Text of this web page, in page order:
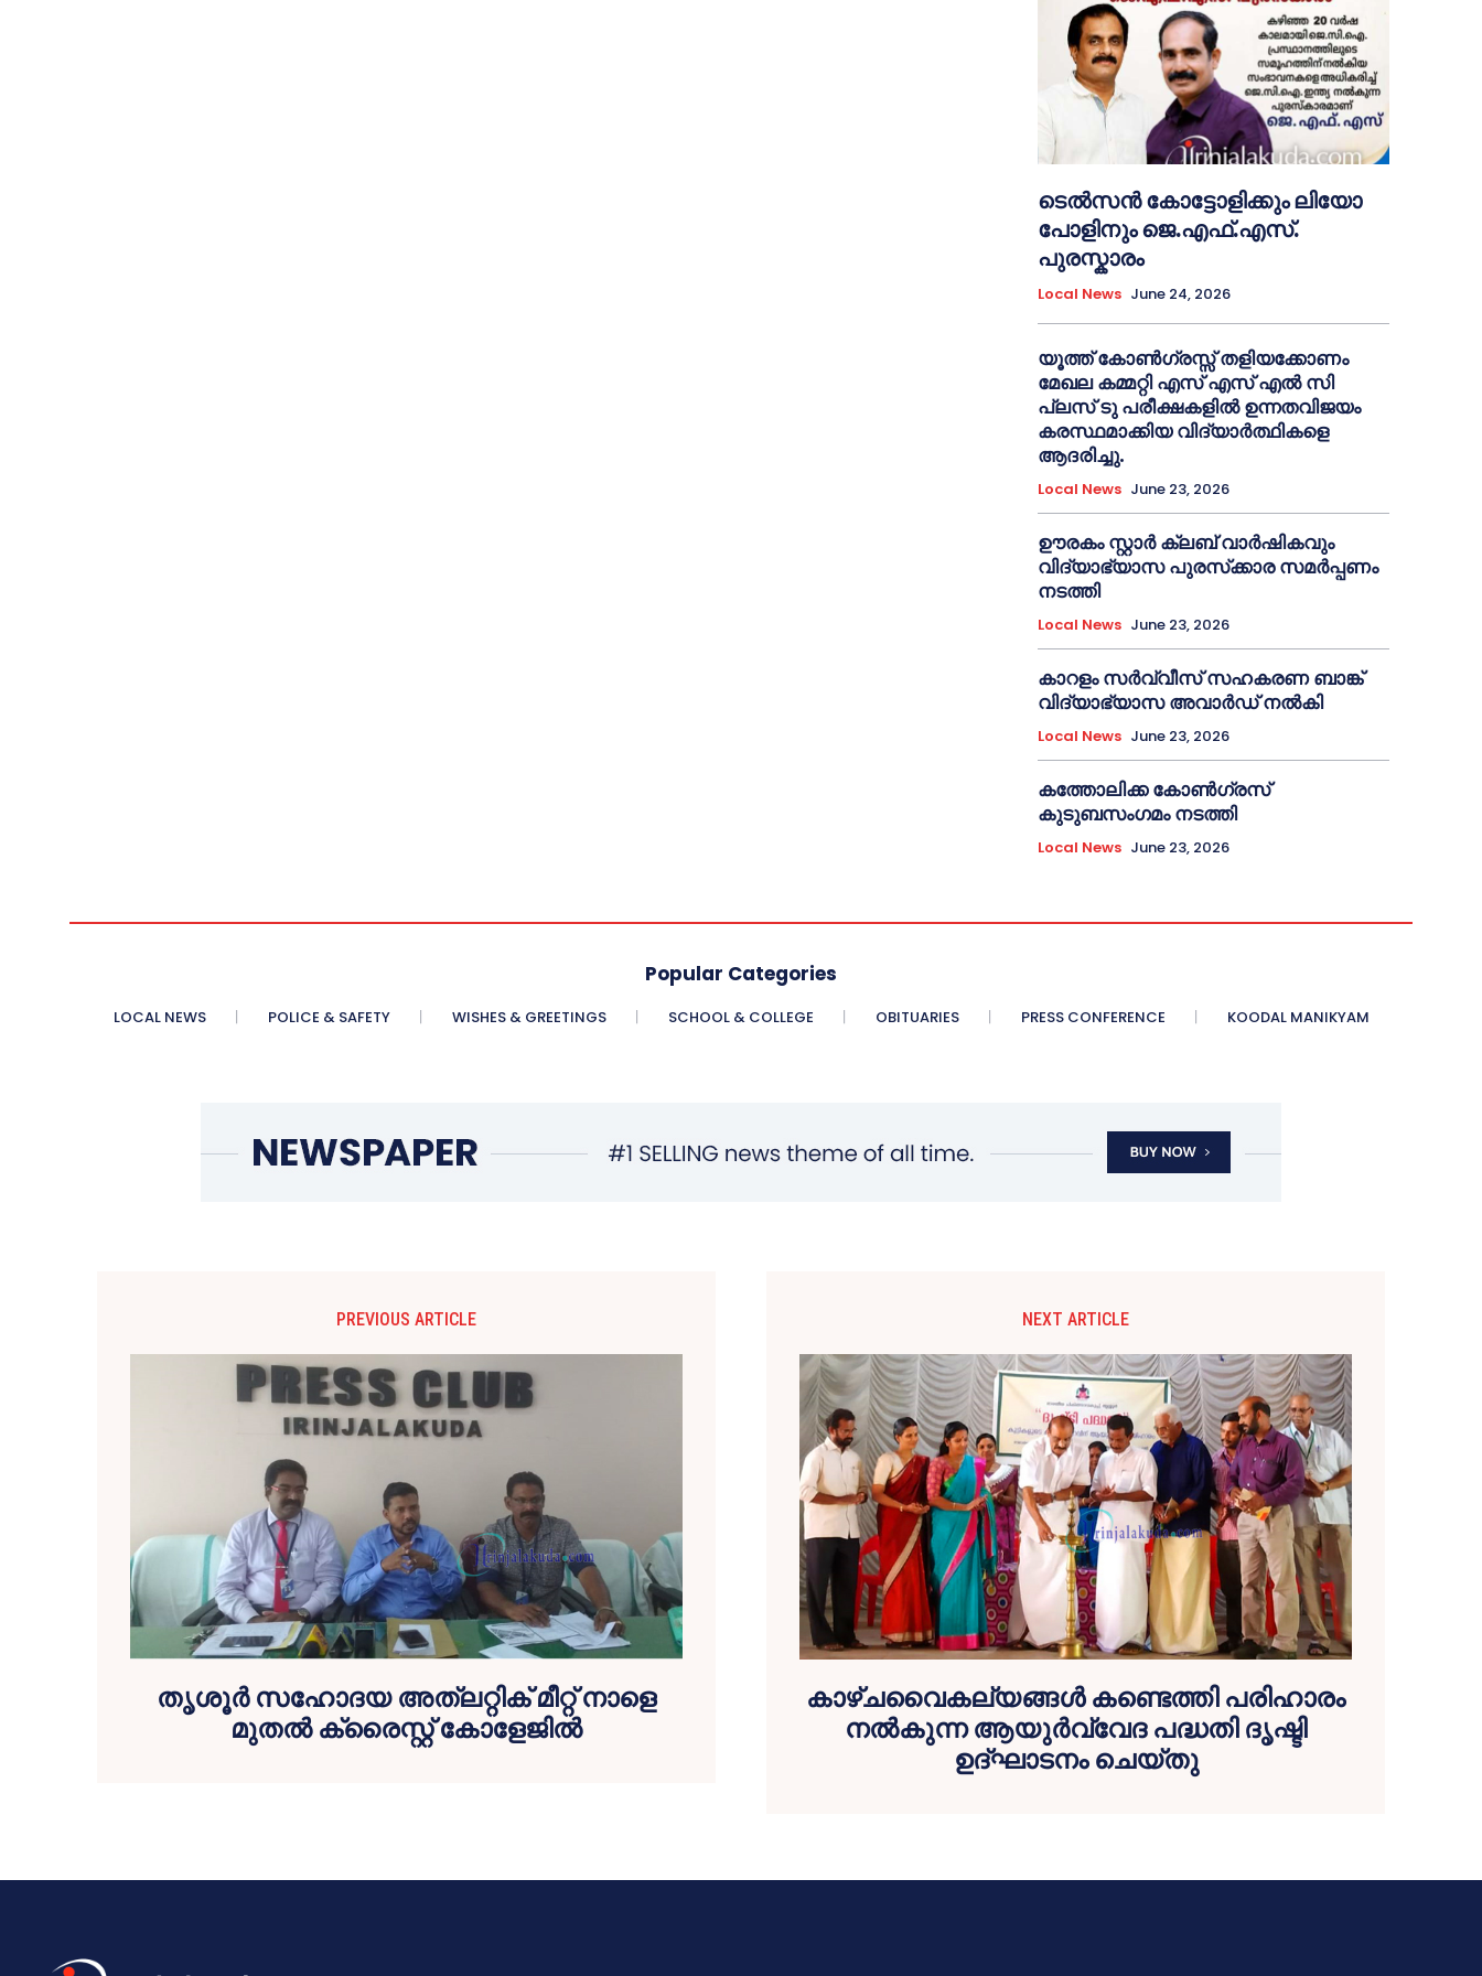
ടെൽസൻ കോട്ടോളിക്കും ലിയോ
പോളിനും ജെ.എഫ്.എസ്.
പുരസ്കാരം
Local News June 24, 2026
യൂത്ത് കോൺഗ്രസ്സ് തളിയക്കോണം
മേഖല കമ്മറ്റി എസ് എസ് എൽ സി
പ്ലസ് ടു പരീക്ഷകളിൽ ഉന്നതവിജയം
കരസ്ഥമാക്കിയ വിദ്യാർത്ഥികളെ
ആദരിച്ചു.
Local News June 23, 2026
ഊരകം സ്റ്റാർ ക്ലബ് വാർഷികവും
വിദ്യാഭ്യാസ പുരസ്‌ക്കാര സമർപ്പണം
നടത്തി
Local News June 23, 2026
കാറളം സർവ്വീസ് സഹകരണ ബാങ്ക്
വിദ്യാഭ്യാസ അവാർഡ് നൽകി
Local News June 23, 2026
കത്തോലിക്ക കോൺഗ്രസ്
കുടുബസംഗമം നടത്തി
Local News June 23, 2026
Popular Categories
LOCAL NEWS POLICE & SAFETY WISHES & GREETINGS SCHOOL & COLLEGE OBITUARIES PRESS CONFERENCE KOODAL MANIKYAM
PREVIOUS ARTICLE
തൃശൂര്‍ സഹോദയ അത്‌ലറ്റിക് മീറ്റ് നാളെ
മുതല്‍ ക്രൈസ്റ്റ് കോളേജില്‍
NEXT ARTICLE
കാഴ്ചവൈകല്യങ്ങള്‍ കണ്ടെത്തി പരിഹാരം
നല്‍കുന്ന ആയുര്‍വ്വേദ പദ്ധതി ദൃഷ്ടി
ഉദ്ഘാടനം ചെയ്തു